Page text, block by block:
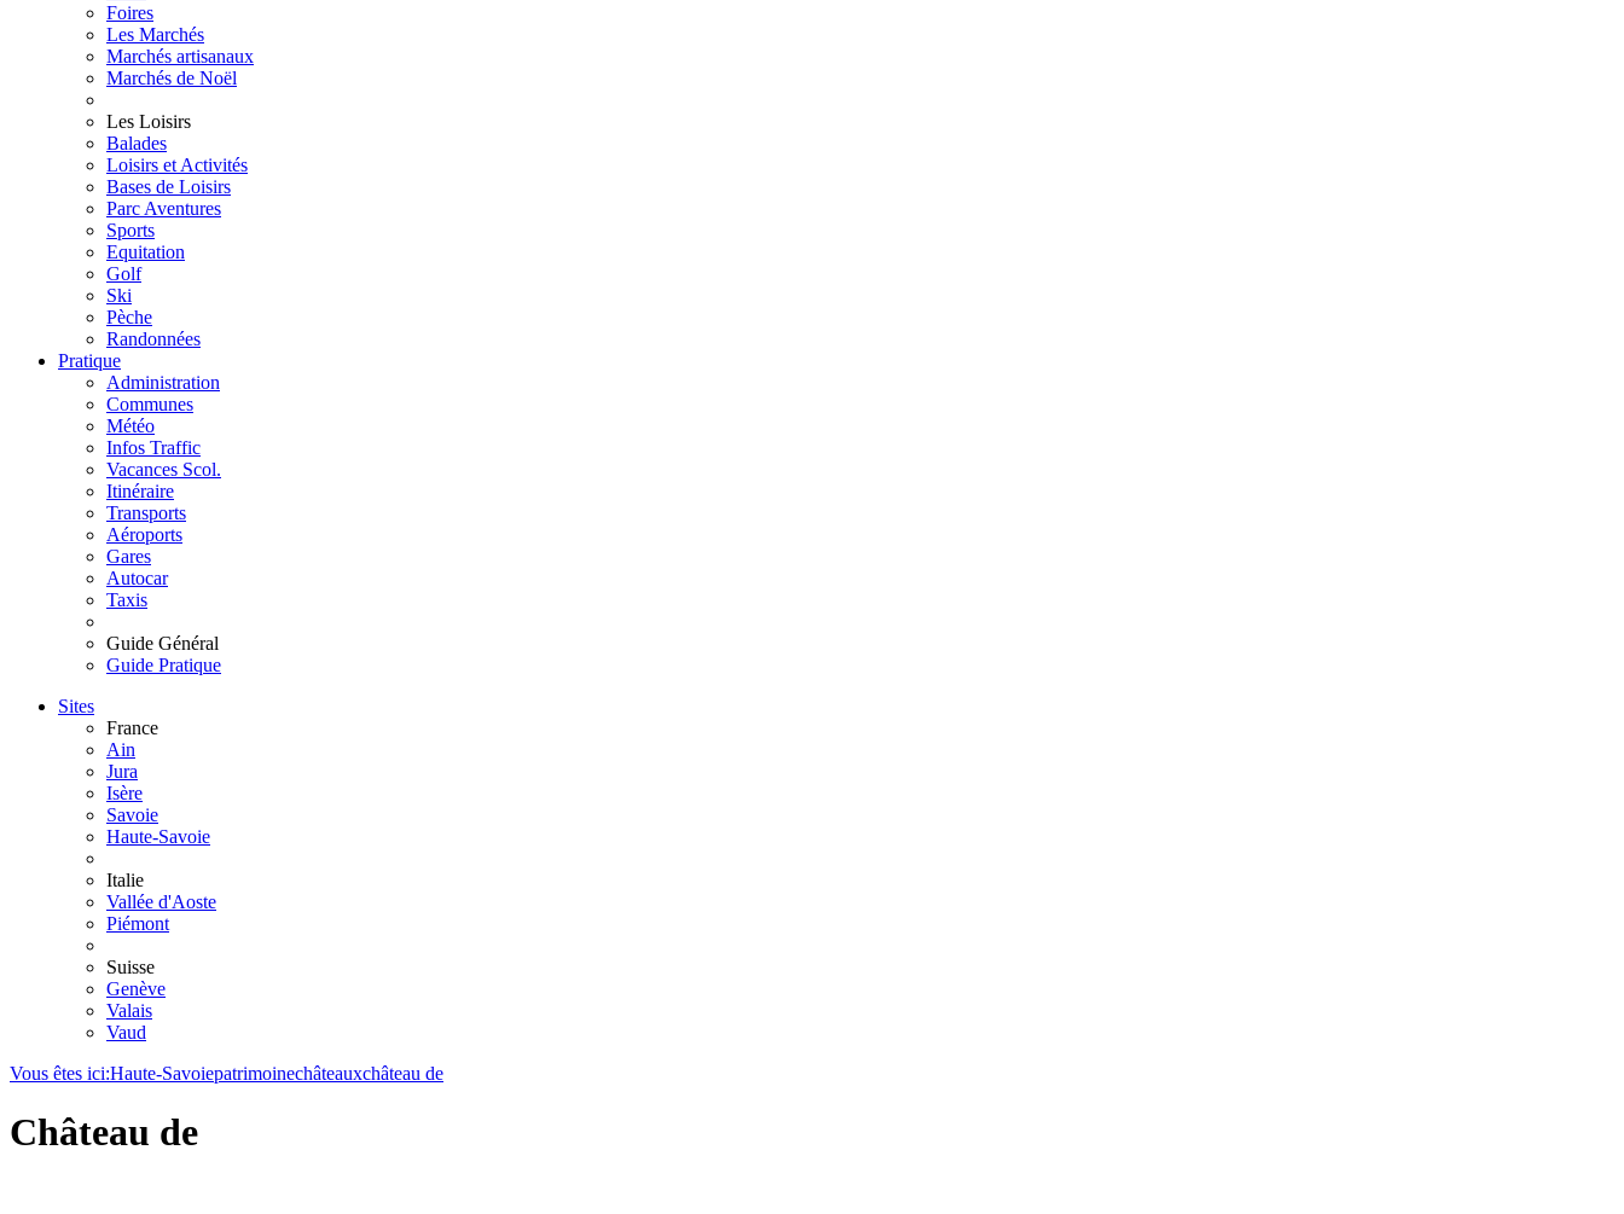
Foires
Les Marchés
Marchés artisanaux
Marchés de Noël
Les Loisirs
Balades
Loisirs et Activités
Bases de Loisirs
Parc Aventures
Sports
Equitation
Golf
Ski
Pèche
Randonnées
Pratique
Administration
Communes
Météo
Infos Traffic
Vacances Scol.
Itinéraire
Transports
Aéroports
Gares
Autocar
Taxis
Guide Général
Guide Pratique
Sites
France
Ain
Jura
Isère
Savoie
Haute-Savoie
Italie
Vallée d'Aoste
Piémont
Suisse
Genève
Valais
Vaud
Vous êtes ici:Haute-Savoiepatrimoinechâteauxchâteau de
Château de